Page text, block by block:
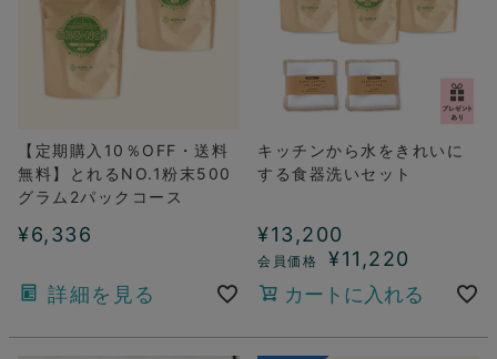
【定期購入10％OFF・送料
無料】とれるNO.1粉末500
グラム2パックコース
¥6,336
詳細を見る
キッチンから水をきれいに
する食器洗いセット
¥13,200
¥11,220
カートに入れる